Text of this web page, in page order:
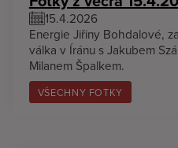
15.4.2026
Energie Jiřiny Bohdalové,
válka v Íránu s Jakubem
Milanem Špalkem.
VŠECHNY FOTKY